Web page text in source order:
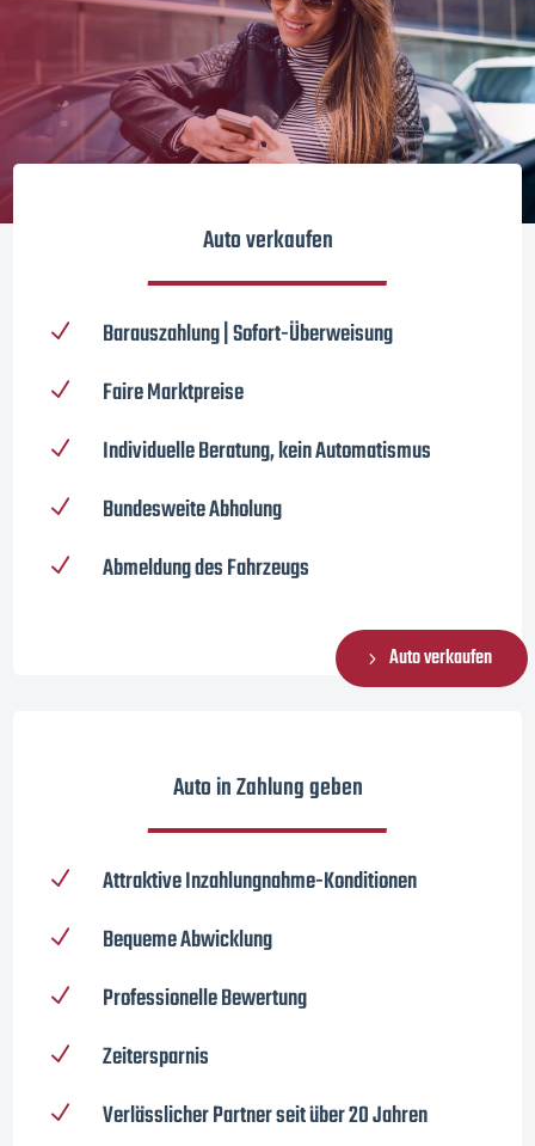
Auto verkaufen
N Barauszahlung | Sofort-Überweisung
N Faire Marktpreise
N Individuelle Beratung, kein Automatismus
N Bundesweite Abholung
N Abmeldung des Fahrzeugs
Auto verkaufen
Auto in Zahlung geben
N Attraktive Inzahlungnahme-Konditionen
N Bequeme Abwicklung
N Professionelle Bewertung
N Zeitersparnis
N Verlässlicher Partner seit über 20 Jahren